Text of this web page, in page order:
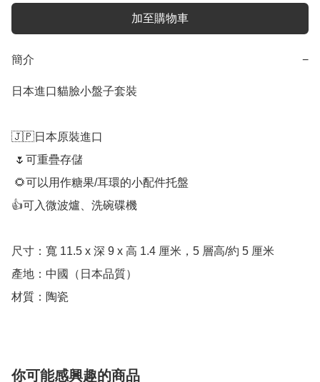
加至購物車
簡介 −
日本進口貓臉小盤子套裝
🇯🇵日本原裝進口
👍可入微波爐、洗碗碟機
尺寸：寬 11.5 x 深 9 x 高 1.4 厘米，5 層高/約 5 厘米
產地：中國（日本品質）
材質：陶瓷
你可能感興趣的商品